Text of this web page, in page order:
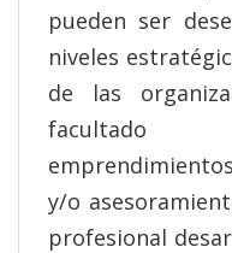
pueden ser
niveles
de las
facultado
y/o
profesional